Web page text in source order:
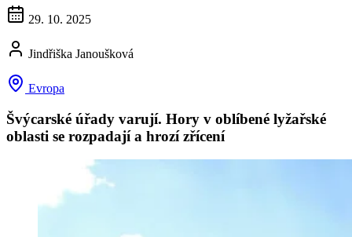
29. 10. 2025
Jindřiška Janoušková
Evropa
Švýcarské úřady varují. Hory v oblíbené lyžařské
oblasti se rozpadají a hrozí zřícení